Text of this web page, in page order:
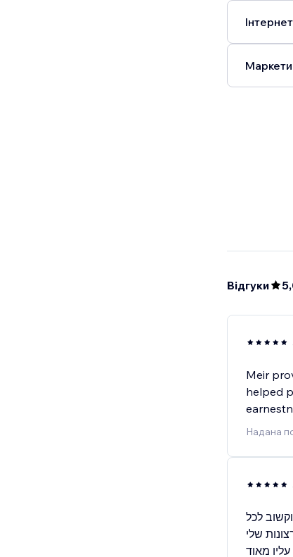
Відгуки
Meir
helped
Надана
לכל
שלי.